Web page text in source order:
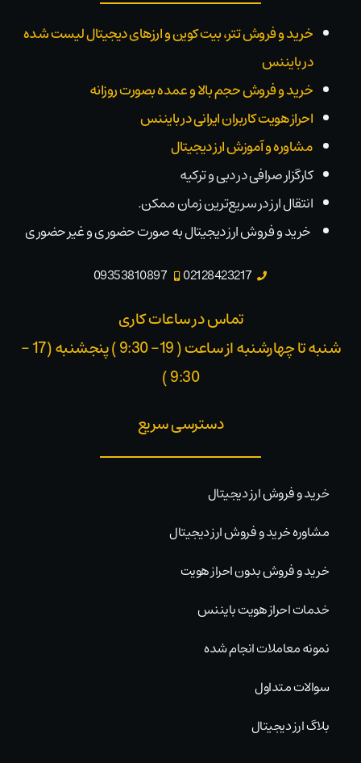
خرید و فروش تتر، بیت کوین و ارزهای دیجیتال لیست شده
در بایننس
خرید و فروش حجم بالا و عمده بصورت روزانه
احراز هویت کاربران ایرانی در بایننس
مشاوره و آموزش ارز دیجیتال
کارگزار صرافی در دبی و ترکیه
انتقال ارز در سریع‌ترین زمان ممکن.
خرید و فروش ارز دیجیتال به صورت حضوری و غیر حضوری
02128423217
09353810897
تماس در ساعات کاری
شنبه تا چهارشنبه از ساعت ( 19- 9:30 ) پنجشنبه (17 -
9:30 )​
دسترسی سریع
خرید و فروش ارز دیجیتال
مشاوره خرید و فروش ارز دیجیتال
خرید و فروش بدون احراز هویت
خدمات احراز هویت بایننس
نمونه معاملات انجام شده
سوالات متداول
بلاگ ارز دیجیتال